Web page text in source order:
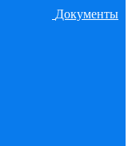
Документы